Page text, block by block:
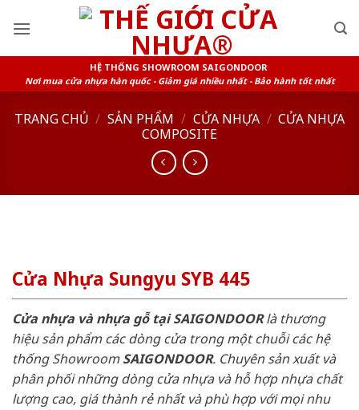
HỆ THỐNG SHOWROOM SAIGONDOOR
Nơi mua cửa nhựa hàn quốc - Giảm giá nhiều nhất - Bảo hành tốt nhất
TRANG CHỦ / SẢN PHẨM / CỬA NHỰA / CỬA NHỰA
COMPOSITE
Cửa Nhựa Sungyu SYB 445
Cửa nhựa và nhựa gỗ tại SAIGONDOORlà thương
hiệu sản phẩm các dòng cửa trong một chuỗi các hệ
thống ShowroomSAIGONDOOR. Chuyên sản xuất và
phân phối những dòng cửa nhựa và hỗ hợp nhựa chất
lượng cao, giá thành rẻ nhất và phù hợp với mọi nhu